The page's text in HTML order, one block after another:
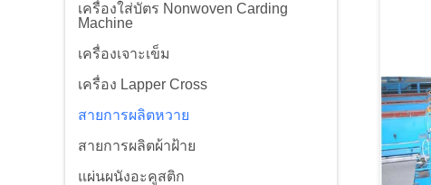
เครื่องใส่บัตร Nonwoven Carding
Machine
เครื่องเจาะเข็ม
เครื่อง Lapper Cross
สายการผลิตหวาย
สายการผลิตผ้าฝ้าย
แผ่นผนังอะคูสติก